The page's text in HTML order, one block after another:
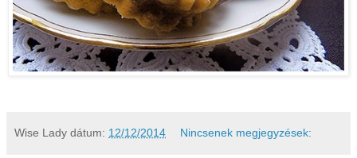
Wise Lady dátum: 12/12/2014 Nincsenek megjegyzések: